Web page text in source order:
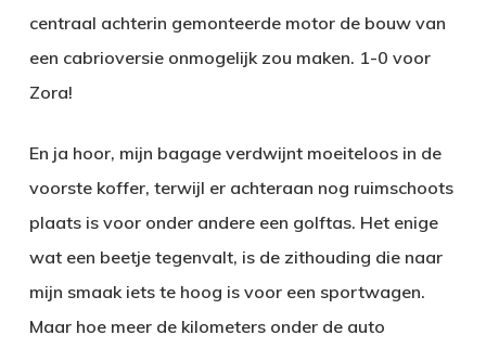
centraal achterin gemonteerde motor de bouw van
een cabrioversie onmogelijk zou maken. 1-0 voor
Zora!
En ja hoor, mijn bagage verdwijnt moeiteloos in de
voorste koffer, terwijl er achteraan nog ruimschoots
plaats is voor onder andere een golftas. Het enige
wat een beetje tegenvalt, is de zithouding die naar
mijn smaak iets te hoog is voor een sportwagen.
Maar hoe meer de kilometers onder de auto